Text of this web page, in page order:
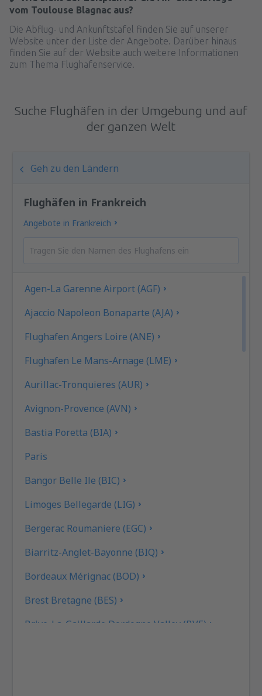
vom Toulouse Blagnac aus?
Die Abflug- und Ankunftstafel finden Sie auf unserer
Website unter der Liste der Angebote. Darüber hinaus
finden Sie auf der Website auch weitere Informationen
zum Thema Flughafenservice.
Suche Flughäfen in der Umgebung und auf
der ganzen Welt
Geh zu den Ländern
Flughäfen in Frankreich
Angebote in Frankreich
Agen-La Garenne Airport (AGF)
Ajaccio Napoleon Bonaparte (AJA)
Flughafen Angers Loire (ANE)
Flughafen Le Mans-Arnage (LME)
Aurillac-Tronquieres (AUR)
Avignon-Provence (AVN)
Bastia Poretta (BIA)
Paris
Bangor Belle Ile (BIC)
Limoges Bellegarde (LIG)
Bergerac Roumaniere (EGC)
Biarritz-Anglet-Bayonne (BIQ)
Bordeaux Mérignac (BOD)
Brest Bretagne (BES)
Brive-La-Gaillarde Dordogne Valley (BVE)